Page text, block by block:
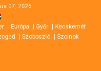
07, 2026
Európa Győr
Kecskemét
Szoboszló Szolnok